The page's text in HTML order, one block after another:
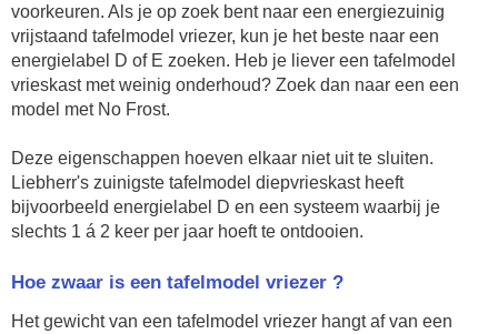
voorkeuren. Als je op zoek bent naar een energiezuinig
vrijstaand tafelmodel vriezer, kun je het beste naar een
energielabel D of E zoeken. Heb je liever een tafelmodel
vrieskast met weinig onderhoud? Zoek dan naar een een
model met No Frost.
Deze eigenschappen hoeven elkaar niet uit te sluiten.
Liebherr's zuinigste tafelmodel diepvrieskast heeft
bijvoorbeeld energielabel D en een systeem waarbij je
slechts 1 á 2 keer per jaar hoeft te ontdooien.
Hoe zwaar is een tafelmodel vriezer ?
Het gewicht van een tafelmodel vriezer hangt af van een